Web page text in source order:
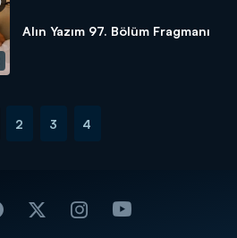
Alın Yazım 97. Bölüm Fragmanı
2 3 4